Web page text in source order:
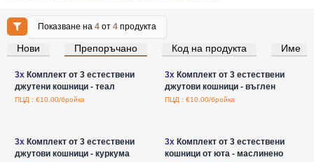
Показване на4 от4 продукта
Нови Препоръчано Код на продукта Име
Влезте за цени на едро
3xКомплект от 3 естествени
джутени кошници - теал
ПЦД : €10.00/бройка
Влезте за цени на едро
3xКомплект от 3 естествени
джутови кошници - въглен
ПЦД : €10.00/бройка
3xКомплект от 3 естествени
джутови кошници - куркума
3xКомплект от 3 естествени
кошници от юта - маслинено